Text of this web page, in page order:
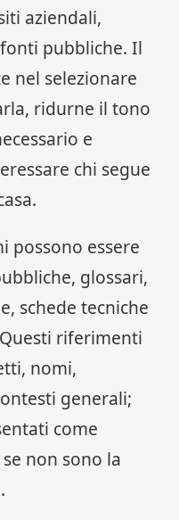
aziendali,
pubbliche. Il
nel selezionare
ridurne il tono
e
chi segue
possono essere
glossari,
schede tecniche
riferimenti
nomi,
generali;
come
non sono la